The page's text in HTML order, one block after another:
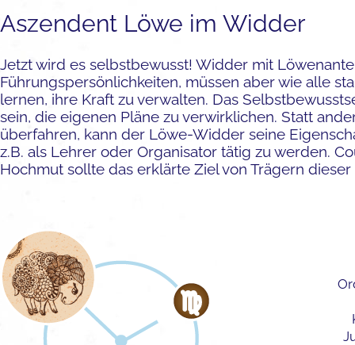
Aszendent Löwe im Widder
Jetzt wird es selbstbewusst! Widder mit
Führungspersönlichkeiten, müssen aber wie alle
lernen, ihre Kraft zu verwalten. Das
sein, die eigenen Pläne zu verwirklichen. Statt
überfahren, kann der Löwe-Widder seine
z.B. als Lehrer oder Organisator tätig zu werden.
Hochmut sollte das erklärte Ziel von Trägern dieser